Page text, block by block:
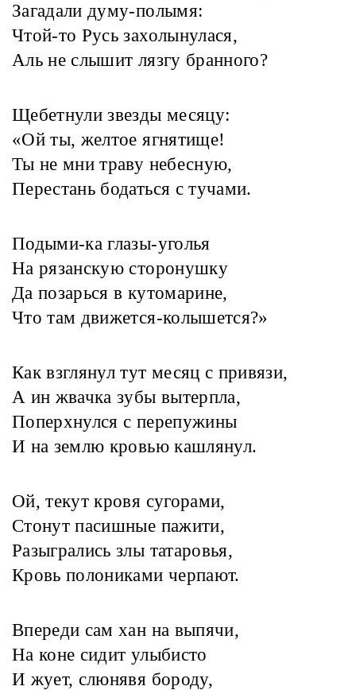
Загадали думу-полымя:
Чтой-то Русь захолынулася,
Аль не слышит лязгу бранного?
Щебетнули звезды месяцу:
«Ой ты, желтое ягнятище!
Ты не мни траву небесную,
Перестань бодаться с тучами.
Подыми-ка глазы-уголья
На рязанскую сторонушку
Да позарься в кутомарине,
Что там движется-колышется?»
Как взглянул тут месяц с привязи,
А ин жвачка зубы вытерпла,
Поперхнулся с перепужины
И на землю кровью кашлянул.
Ой, текут кровя сугорами,
Стонут пасишные пажити,
Разыгрались злы татаровья,
Кровь полониками черпают.
Впереди сам хан на выпячи,
На коне сидит улыбисто
И жует, слюнявя бороду,